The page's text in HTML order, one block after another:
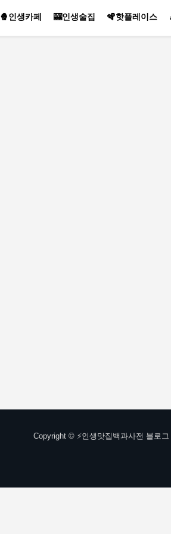
🍿인생카페 🎰인생술집 🪇핫플레이스
Copyright © ⚡인생맛집백과사전 블로